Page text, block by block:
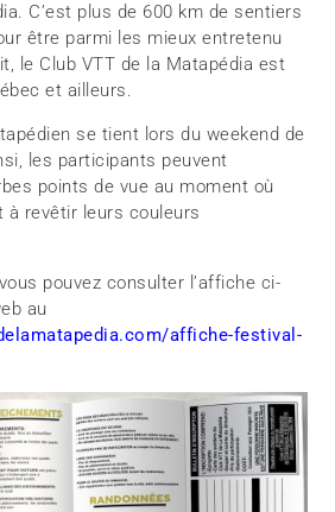
C’est plus de 600 km de sentiers
être parmi les mieux entretenu
le Club VTT de la Matapédia est
et ailleurs.
se tient lors du weekend de
les participants peuvent
points de vue au moment où
à revêtir leurs couleurs
pouvez consulter l’affiche ci-
au
affiche-festival-